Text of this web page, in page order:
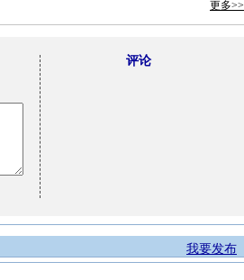
更多>>
评论
我要发布